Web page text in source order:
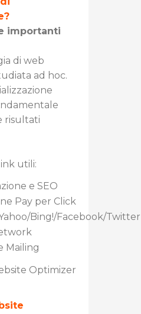
importanti
di web
ad hoc.
risultati
utili:
e SEO
Pay per Click
Bing!/Facebook/Twitter
Mailing
Optimizer